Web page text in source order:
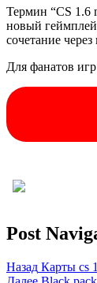
Термин “CS 1.6
новый
сочетание
Для фанатов
Post
Назад Карты cs